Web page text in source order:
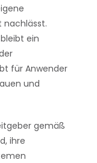
nachlässt.
ein
für Anwender
und
gemäß
ihre